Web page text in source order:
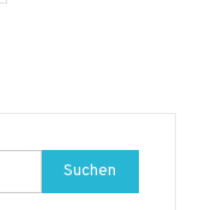
Suchen
nach: